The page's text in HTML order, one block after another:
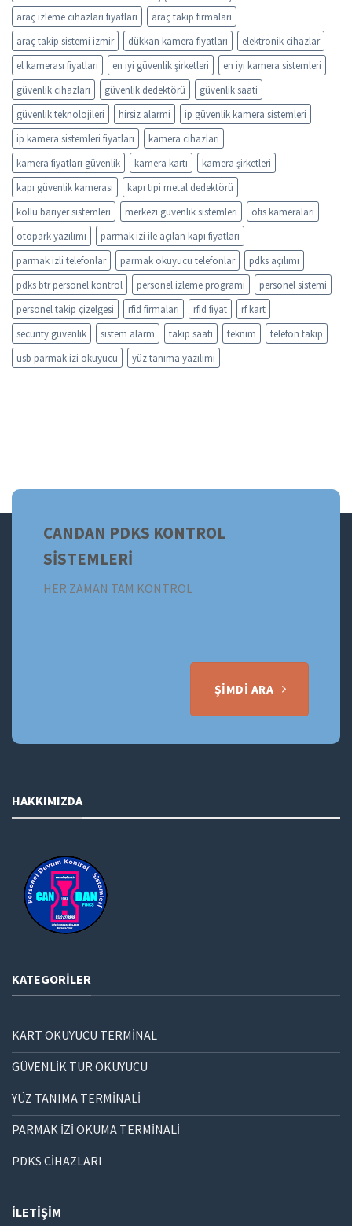
araç izleme cihazları fiyatları
araç takip firmaları
araç takip sistemi izmir
dükkan kamera fiyatları
elektronik cihazlar
el kamerası fiyatları
en iyi güvenlik şirketleri
en iyi kamera sistemleri
güvenlik cihazları
güvenlik dedektörü
güvenlik saati
güvenlik teknolojileri
hirsiz alarmi
ip güvenlik kamera sistemleri
ip kamera sistemleri fiyatları
kamera cihazları
kamera fiyatları güvenlik
kamera kartı
kamera şirketleri
kapı güvenlik kamerası
kapı tipi metal dedektörü
kollu bariyer sistemleri
merkezi güvenlik sistemleri
ofis kameraları
otopark yazılımı
parmak izi ile açılan kapı fiyatları
parmak izli telefonlar
parmak okuyucu telefonlar
pdks açılımı
pdks btr personel kontrol
personel izleme programı
personel sistemi
personel takip çizelgesi
rfid firmaları rfid fiyat
rf kart
security guvenlik
sistem alarm takip saati teknim
telefon takip
usb parmak izi okuyucu
yüz tanıma yazılımı
CANDAN PDKS KONTROL
SİSTEMLERİ
HER ZAMAN TAM KONTROL
ŞIMDI ARA
HAKKIMIZDA
KATEGORILER
KART OKUYUCU TERMİNAL
GÜVENLİK TUR OKUYUCU
YÜZ TANIMA TERMİNALİ
PARMAK İZİ OKUMA TERMİNALİ
PDKS CİHAZLARI
İLETIŞIM